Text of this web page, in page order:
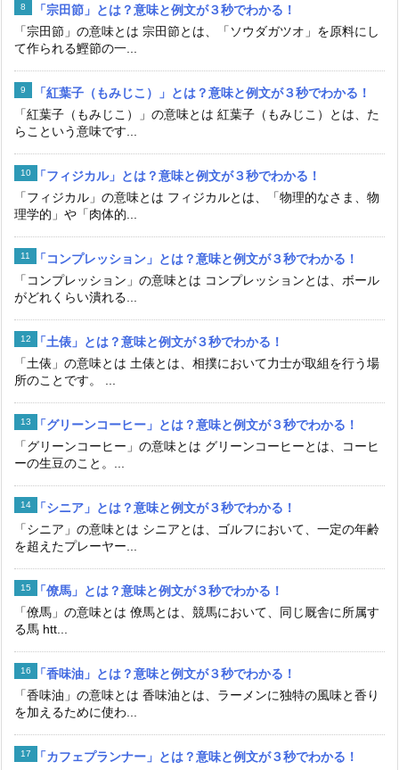
「宗田節」とは？意味と例文が３秒でわかる！
「宗田節」の意味とは 宗田節とは、「ソウダガツオ」を原料にし
て作られる鰹節の一...
「紅葉子（もみじこ）」とは？意味と例文が３秒でわかる！
「紅葉子（もみじこ）」の意味とは 紅葉子（もみじこ）とは、た
らこという意味です...
「フィジカル」とは？意味と例文が３秒でわかる！
「フィジカル」の意味とは フィジカルとは、「物理的なさま、物
理学的」や「肉体的...
「コンプレッション」とは？意味と例文が３秒でわかる！
「コンプレッション」の意味とは コンプレッションとは、ボール
がどれくらい潰れる...
「土俵」とは？意味と例文が３秒でわかる！
「土俵」の意味とは 土俵とは、相撲において力士が取組を行う場
所のことです。 ...
「グリーンコーヒー」とは？意味と例文が３秒でわかる！
「グリーンコーヒー」の意味とは グリーンコーヒーとは、コーヒ
ーの生豆のこと。...
「シニア」とは？意味と例文が３秒でわかる！
「シニア」の意味とは シニアとは、ゴルフにおいて、一定の年齢
を超えたプレーヤー...
「僚馬」とは？意味と例文が３秒でわかる！
「僚馬」の意味とは 僚馬とは、競馬において、同じ厩舎に所属す
る馬 htt...
「香味油」とは？意味と例文が３秒でわかる！
「香味油」の意味とは 香味油とは、ラーメンに独特の風味と香り
を加えるために使わ...
「カフェプランナー」とは？意味と例文が３秒でわかる！